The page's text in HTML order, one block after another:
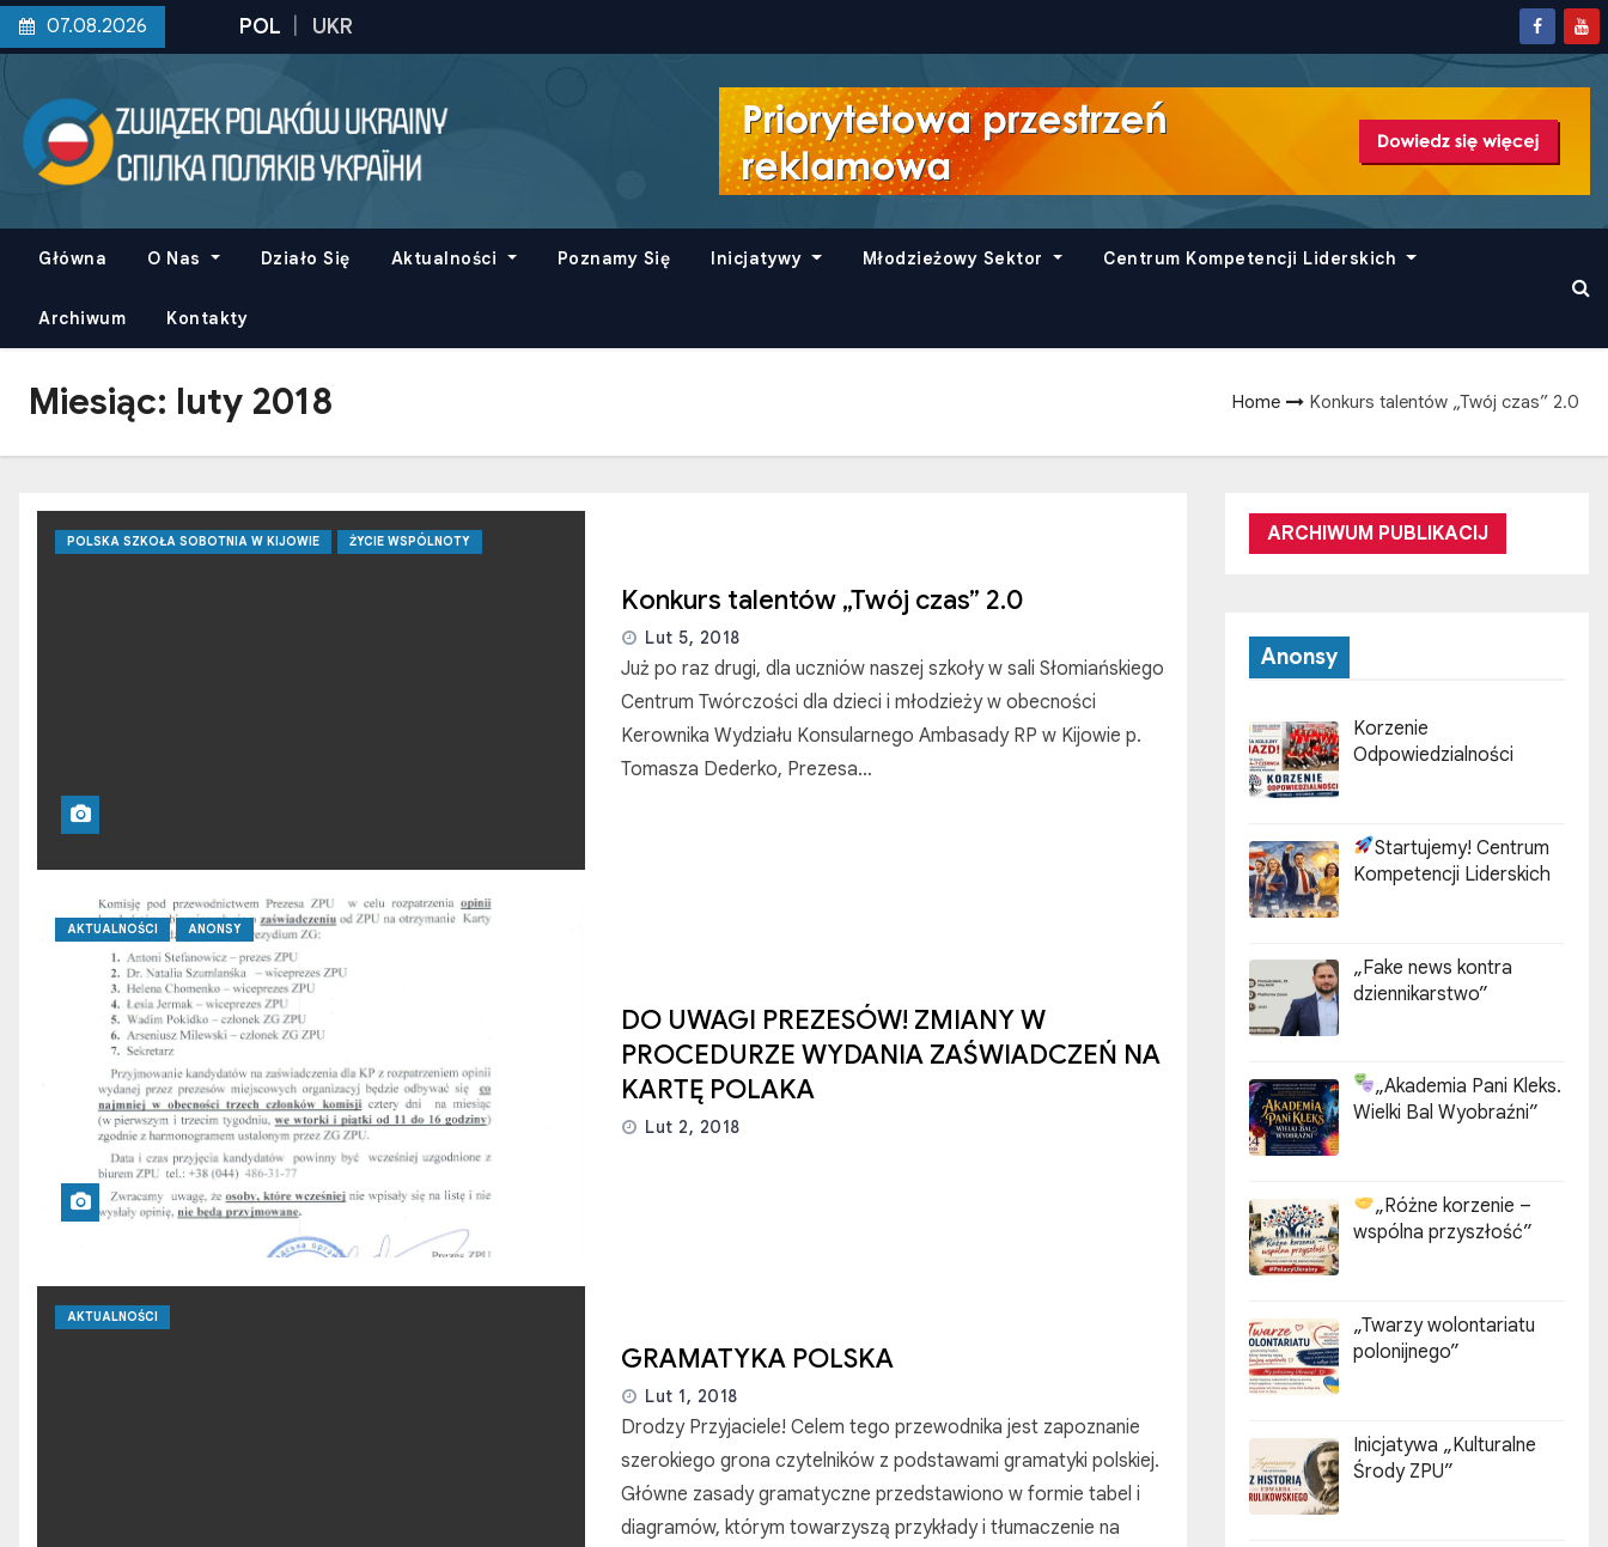
k
e
07.08.2026
Główna O Nas Działo Się Aktualności Poznamy Się Inicjatywy Młodzieżowy Sektor Centrum Kompetencji Liderskich
Archiwum Kontakty
Miesiąc: luty 2018 Home Konkurs talentów „Twój czas” 2.0
POLSKA SZKOŁA SOBOTNIA W KIJOWIE ŻYCIE WSPÓLNOTY
Konkurs talentów „Twój czas” 2.0
Lut 5, 2018
Już po raz drugi, dla uczniów naszej szkoły w sali Słomiańskiego
Centrum Twórczości dla dzieci i młodzieży w obecności
Kerownika Wydziału Konsularnego Ambasady RP w Kijowie p.
Tomasza Dederko, Prezesa…
AKTUALNOŚCI ANONSY
DO UWAGI PREZESÓW! ZMIANY W
PROCEDURZE WYDANIA ZAŚWIADCZEŃ NA
KARTĘ POLAKA
Lut 2, 2018
AKTUALNOŚCI
GRAMATYKA POLSKA
Lut 1, 2018
Drodzy Przyjaciele! Celem tego przewodnika jest zapoznanie
szerokiego grona czytelników z podstawami gramatyki polskiej.
Główne zasady gramatyczne przedstawiono w formie tabel i
diagramów, którym towarzyszą przykłady i tłumaczenie na
ARCHIWUM PUBLIKACIJ
Anonsy
Korzenie
Odpowiedzialności
Startujemy! Centrum
Kompetencji Liderskich
„Fake news kontra
dziennikarstwo”
„Akademia Pani Kleks.
Wielki Bal Wyobraźni”
„Różne korzenie –
wspólna przyszłość”
„Twarzy wolontariatu
polonijnego”
Inicjatywa „Kulturalne
Środy ZPU”